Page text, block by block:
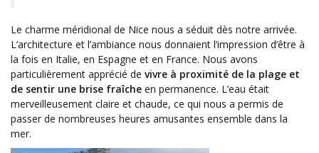
Le charme méridional de Nice nous a séduit dès notre arrivée.
L’architecture et l’ambiance nous donnaient l’impression d’être à
la fois en Italie, en Espagne et en France. Nous avons
particulièrement apprécié de vivre à proximité de la plage et
de sentir une brise fraîche en permanence. L’eau était
merveilleusement claire et chaude, ce qui nous a permis de
passer de nombreuses heures amusantes ensemble dans la
mer.